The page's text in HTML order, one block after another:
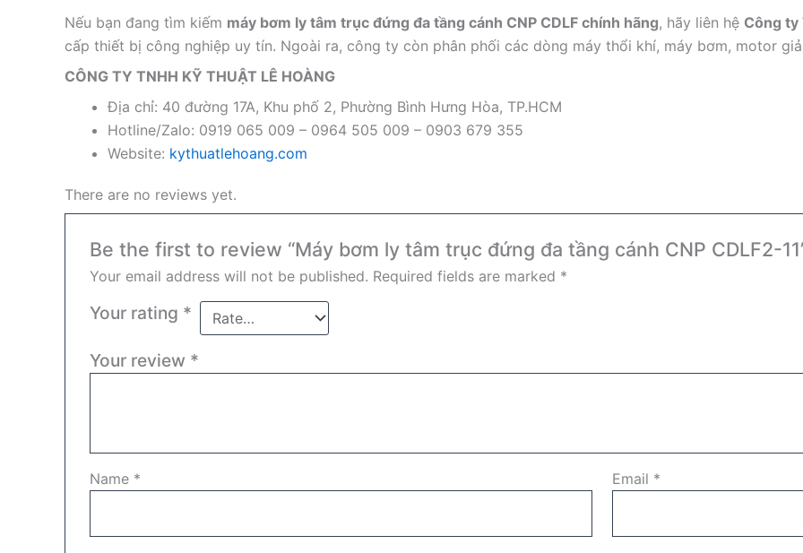
Nếu bạn đang tìm kiếm máy bơm ly tâm trục đứng đa tầng cánh CNP CDLF chính hãng, hãy liên hệ Công ty
cấp thiết bị công nghiệp uy tín. Ngoài ra, công ty còn phân phối các dòng máy thổi khí, máy bơm, motor
CÔNG TY TNHH KỸ THUẬT LÊ HOÀNG
Địa chỉ: 40 đường 17A, Khu phố 2, Phường Bình Hưng Hòa, TP.HCM
Hotline/Zalo: 0919 065 009 – 0964 505 009 – 0903 679 355
Website: kythuatlehoang.com
There are no reviews yet.
Be the first to review “Máy bơm ly tâm trục đứng đa tầng cánh CNP CDLF2-
Your email address will not be published. Required fields are marked *
Your rating *
Your review *
Name * Email *